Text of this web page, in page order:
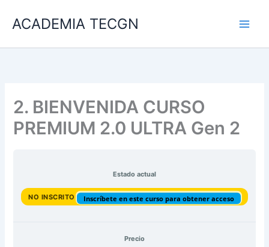
ACADEMIA TECGN
2. BIENVENIDA CURSO
PREMIUM 2.0 ULTRA Gen 2
Estado actual
NO INSCRITO Inscríbete en este curso para obtener acceso
Precio